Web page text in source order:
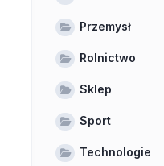
Przemysł
Rolnictwo
Sklep
Sport
Technologie